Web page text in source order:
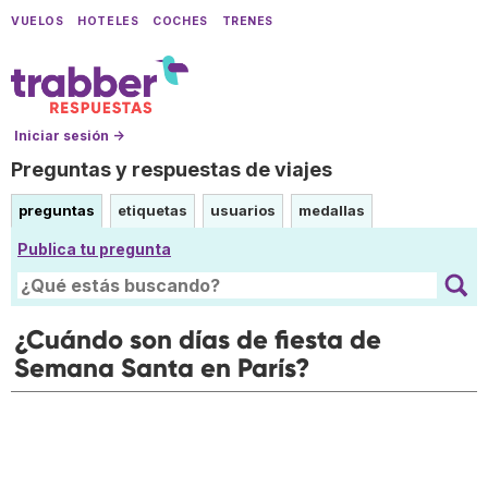
VUELOS HOTELES COCHES TRENES
Iniciar sesión →
Preguntas y respuestas de viajes
preguntas etiquetas usuarios medallas
Publica tu pregunta
¿Cuándo son días de fiesta de
Semana Santa en París?